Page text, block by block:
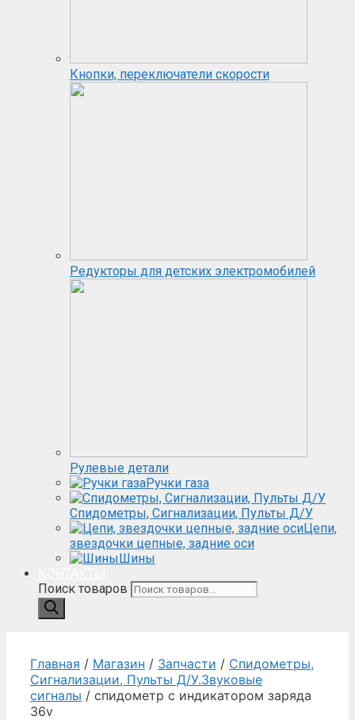
Кнопки, переключатели скорости
Редукторы для детских электромобилей
Рулевые детали
Ручки газа
Спидометры, Сигнализации, Пульты Д/У
Цепи,
звездочки цепные, задние оси
Шины
Поиск товаров
Главная / Магазин / Запчасти / Спидометры,
Сигнализации, Пульты Д/У.Звуковые
сигналы / спидометр с индикатором заряда
36v